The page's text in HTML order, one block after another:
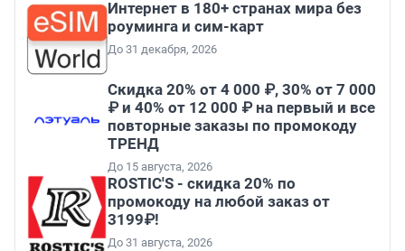
Интернет в 180+ странах мира без
роуминга и сим-карт
До 31 декабря, 2026
Скидка 20% от 4 000 ₽, 30% от 7 000
₽ и 40% от 12 000 ₽ на первый и все
повторные заказы по промокоду
ТРЕНД
До 15 августа, 2026
ROSTIC'S - скидка 20% по
промокоду на любой заказ от
3199₽!
До 31 августа, 2026